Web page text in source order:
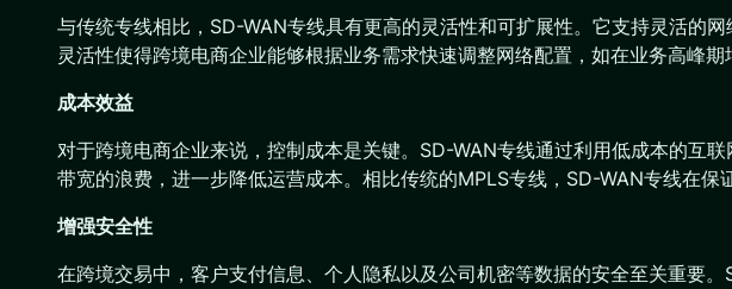
与传统专线相比，SD-WAN专线具有更高的灵活性和可扩展性。它支持灵活的
灵活性使得跨境电商企业能够根据业务需求快速调整网络配置，如在业务高峰
成本效益
对于跨境电商企业来说，控制成本是关键。SD-WAN专线通过利用低成本的互
带宽的浪费，进一步降低运营成本。相比传统的MPLS专线，SD-WAN专线在保
增强安全性
在跨境交易中，客户支付信息、个人隐私以及公司机密等数据的安全至关重要